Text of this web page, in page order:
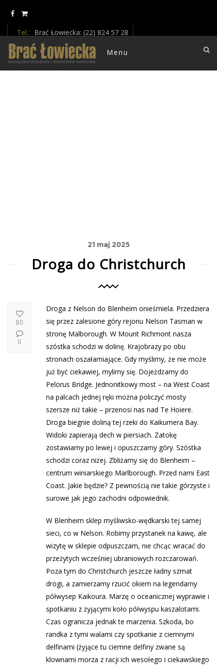
Tel.:
Brać Łowiecka: (22) 824 57 28
E-mail :
braclowiecka@oikos.net.pl
Menu
21 maj 2025
Droga do Christchurch
Droga z Nelson do Blenheim onieśmiela. Przedziera
się przez zalesione góry rejonu Nelson Tasman w
stronę Malborough. W Mount Richmont nasza
szóstka schodzi w dolinę. Krajobrazy po obu
stronach oszałamiające. Gdy myślimy, że nie może
już być ciekawiej, mylimy się. Dojeżdżamy do
Pelorus Bridge. Jednonitkowy most – na West Coast
na palcach jednej ręki można policzyć mosty
szersze niż takie – przenosi nas nad Te Hoiere.
Droga biegnie doliną tej rzeki do Kaikumera Bay.
Widoki zapierają dech w piersiach. Zatokę
zostawiamy po lewej i opuszczamy góry. Szóstka
schodzi coraz niżej. Zbliżamy się do Blenheim –
centrum winiarskiego Marlborough. Przed nami East
Coast. Jakie będzie? Z pewnością nie takie górzyste i
surowe jak jego zachodni odpowiednik.
W Blenheim sklep myśliwsko-wędkarski tej samej
sieci, co w Nelson. Robimy przystanek na kawę, ale
wizytę w sklepie odpuszczam, nie chcąc wracać do
przeżytych wcześniej ubraniowych rozczarowań.
Poza tym do Christchurch jeszcze ładny szmat
drogi, a zamierzamy rzucić okiem na legendarny
półwysep Kaikoura. Marzę o oceanicznej wyprawie i
spotkaniu z żyjącymi koło półwyspu kaszalotami.
Czas ogranicza jednak te marzenia. Szkoda, bo
randka z tymi walami czy spotkanie z ciemnymi
delfinami (żyjące tu ciemne delfiny zwane są
klownami morza z racji ich wesołego i ciekawskiego
80
0